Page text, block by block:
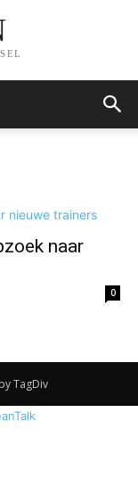
naar
0
TagDiv